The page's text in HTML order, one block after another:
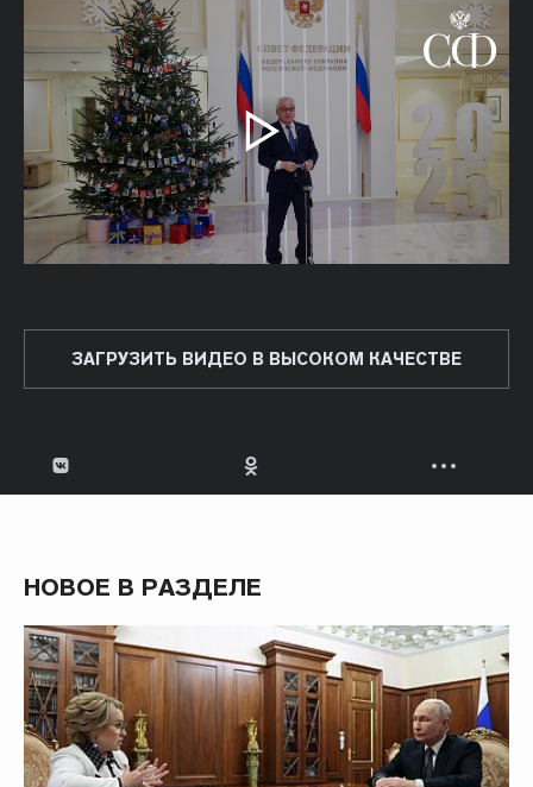
ЗАГРУЗИТЬ ВИДЕО В ВЫСОКОМ КАЧЕСТВЕ
НОВОЕ В РАЗДЕЛЕ